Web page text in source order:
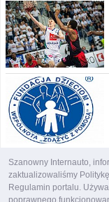
Szanowny Internauto,
zaktualizowaliśmy
Regulamin portalu.
poprawnego